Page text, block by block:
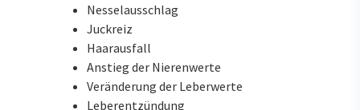
Nesselausschlag
Juckreiz
Haarausfall
Anstieg der Nierenwerte
Veränderung der Leberwerte
Leberentzündung